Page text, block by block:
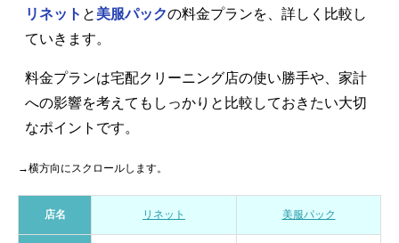
リネット と 美服パックの料金プランを、詳しく比較し
ていきます。
料金プランは宅配クリーニング店の使い勝手や、家計
への影響を考えてもしっかりと比較しておきたい大切
なポイントです。
→横方向にスクロールします。
店名 リネット 美服パック